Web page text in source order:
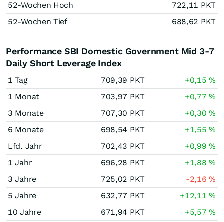
52-Wochen Hoch
722,11 PKT
52-Wochen Tief
688,62 PKT
Performance SBI Domestic Government Mid 3-7
Daily Short Leverage Index
1 Tag 709,39 PKT +0,15%
1 Monat
703,97 PKT +0,77%
3 Monate
707,30 PKT +0,30%
6 Monate
698,54 PKT +1,55%
Lfd. Jahr
702,43 PKT +0,99%
1 Jahr
696,28 PKT +1,88%
3 Jahre
725,02 PKT -2,16%
5 Jahre
632,77 PKT +12,11%
10 Jahre
671,94 PKT +5,57%